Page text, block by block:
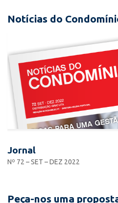
Notícias do
Jornal
Nº 72 – SET – DEZ 2022
Peça-nos uma